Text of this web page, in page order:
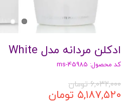
ادکلن مردانه مدل White
کد محصول: ms-45985
۶,۰۳۲,۰۰۰ تومان
۵,۱۸۷,۵۲۰ تومان